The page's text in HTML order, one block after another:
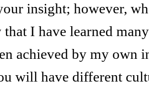
insight; however,
that I have learned
achieved by my own
will have different